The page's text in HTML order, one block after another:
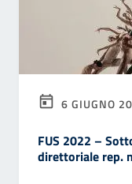
6 GIUGNO
FUS 2022 –
direttoriale rep.